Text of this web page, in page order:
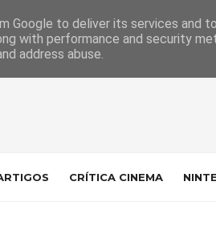
Suporte da Indústria Contacto
CRÍTICA CINEMA
Google to deliver its services and
with performance and security
address abuse.